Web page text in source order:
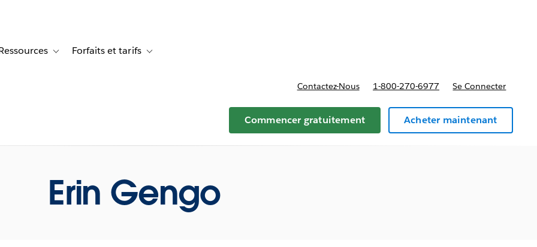
Témoignages clients
sub-navigation for SolutionsToggle sub-navigation for Ressources
Forfaits et tarifs Toggle sub-navigation for Forfaits et tarifs
Contactez-Nous 1-800-270-6977 Se Connecter
Commencer gratuitement Acheter maintenant
Erin Gengo